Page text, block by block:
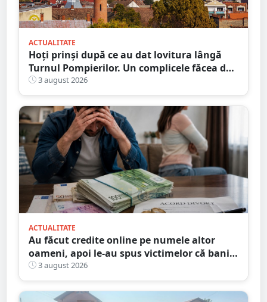
ACTUALITATE
Hoți prinși după ce au dat lovitura lângă
Turnul Pompierilor. Un complicele făcea de
pază
3 august 2026
ACTUALITATE
Au făcut credite online pe numele altor
oameni, apoi le-au spus victimelor că banii
sunt din... moștenire
3 august 2026